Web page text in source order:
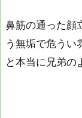
鼻筋の通った顔
う無垢で危うい
と本当に兄弟の